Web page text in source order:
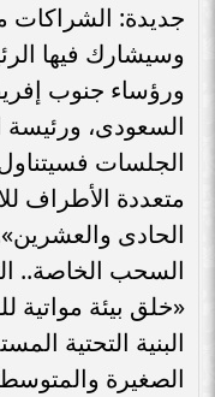
جديدة: الشراكات
وسيشارك فيها
ورؤساء جنوب
السعودى، ورئيسة
الجلسات
متعددة الأطراف
الحادى
السحب الخاصة..
«خلق بيئة
البنية التحتية
الصغيرة